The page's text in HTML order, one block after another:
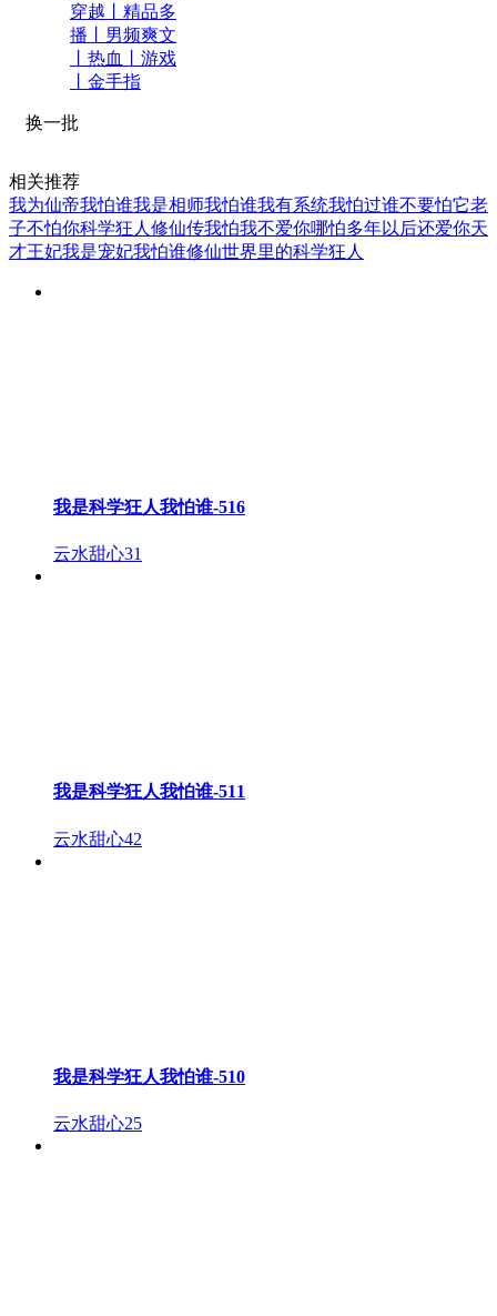
穿越丨精品多
播丨男频爽文
丨热血丨游戏
丨金手指
换一批
相关推荐
我为仙帝我怕谁我是相师我怕谁我有系统我怕过谁不要怕它老
子不怕你科学狂人修仙传我怕我不爱你哪怕多年以后还爱你天
才王妃我是宠妃我怕谁修仙世界里的科学狂人
我是科学狂人我怕谁-516
云水甜心31
我是科学狂人我怕谁-511
云水甜心42
我是科学狂人我怕谁-510
云水甜心25